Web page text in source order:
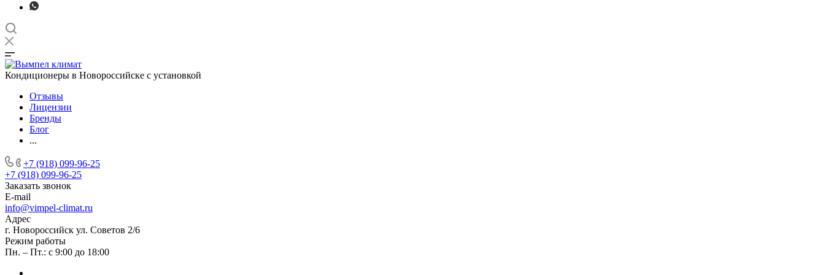
Кондиционеры в Новороссийске с установкой
Отзывы
Лицензии
Бренды
Блог
...
+7 (918) 099-96-25
+7 (918) 099-96-25
Заказать звонок
E-mail
info@vimpel-climat.ru
Адрес
г. Новороссийск ул. Советов 2/6
Режим работы
Пн. – Пт.: с 9:00 до 18:00